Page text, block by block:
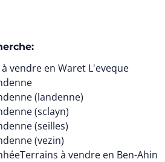
:
à vendre en Waret L'eveque
(landenne)
(sclayn)
(seilles)
(vezin)
Terrains à vendre en Ben-Ahin